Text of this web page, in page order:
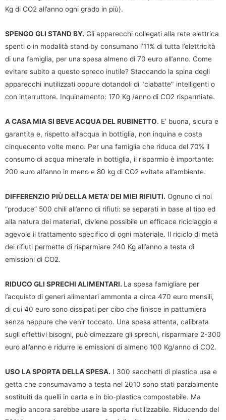
Kg di CO2 all’anno ogni grado in più).
SPENGO GLI STAND BY. Gli apparecchi collegati alla rete elettrica
spenti o in modalità stand by consumano l’11% di tutta l’elettricità
di una famiglia, per una spesa almeno di 70 euro all’anno. Come
evitare subito a questo spreco inutile? Staccando la spina degli
apparecchi inutilizzati oppure dotandoli di "ciabatte" intelligenti o
con interruttore. Inquinamento: 170 Kg /anno di CO2 risparmiate.
A CASA MIA SI BEVE ACQUA DEL RUBINETTO. E’ buona, sicura e
garantita e, rispetto all’acqua in bottiglia, non inquina e costa
cinquecento volte meno. Per una famiglia che riduca del 70% il
consumo di acqua minerale in bottiglia, il risparmio è importante:
200 euro all’anno in meno e 80 kg di CO2 evitate all’ambiente.
DIFFERENZIO PIÙ DELLA META’ DEI MIEI RIFIUTI. Ognuno di noi
“produce” 500 chili all’anno di rifiuti: se separati in base al tipo ed
alla natura dei materiali, diviene possibile un efficace riciclaggio e
agevole il trattamento specifico di ogni materiale. Il riciclo di metà
dei rifiuti permette di risparmiare 240 Kg all’anno a testa di
emissioni di CO2.
RIDUCO GLI SPRECHI ALIMENTARI. La spesa famigliare per
l’acquisto di generi alimentari ammonta a circa 470 euro mensili,
di cui 40 euro sono dissipati per cibo che finisce in pattumiera
senza neppure che venir toccato. Una spesa attenta, calibrata
sugli effettivi bisogni, può dimezzare gli sprechi, risparmiare 2-300
euro all’anno e ridurre le emissioni di almeno 100 Kg/anno di CO2.
USO LA SPORTA DELLA SPESA. I 300 sacchetti di plastica usa e
getta che consumavamo a testa nel 2010 sono stati parzialmente
sostituiti da quelli in carta e in bio-plastica compostabile. Ma
meglio ancora sarebbe usare la sporta riutilizzabile. Riducendo del